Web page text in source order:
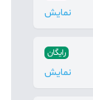
نمایش
رایگان
نمایش